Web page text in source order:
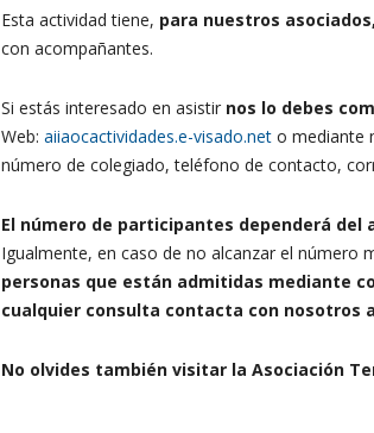
Esta actividad tiene, para nuestros asociados,
con acompañantes.
Si estás interesado en asistir nos lo debes
Web: aiiaocactividades.e-visado.net o mediante
número de colegiado, teléfono de contacto,
El número de participantes dependerá del
Igualmente, en caso de no alcanzar el número
personas que están admitidas mediante
cualquier consulta contacta con nosotros
No olvides también visitar la Asociación